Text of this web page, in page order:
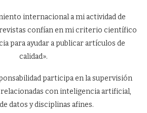
internacional a mi actividad de
confían en mi criterio científico
para ayudar a publicar artículos de
calidad».
participa en la supervisión
con inteligencia artificial,
datos y disciplinas afines.